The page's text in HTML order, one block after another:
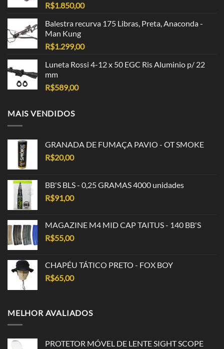
R$1.850,00
Balestra recurva 175 Libras, Preta, Anaconda -
Man Kung
R$1.299,00
Luneta Rossi 4-12 x 50 EGC Ris Aluminio p/ 22
mm
R$589,00
MAIS VENDIDOS
GRANADA DE FUMAÇA PAVIO - OT SMOKE
R$20,00
BB'S BLS - 0,25 GRAMAS 4000 unidades
R$91,00
MAGAZINE M4 MID CAP TAITUS - 140 BB'S
R$55,00
CHAPÉU TÁTICO PRETO - FOX BOY
R$65,00
MELHOR AVALIADOS
PROTETOR MÓVEL DE LENTE SIGHT SCOPE